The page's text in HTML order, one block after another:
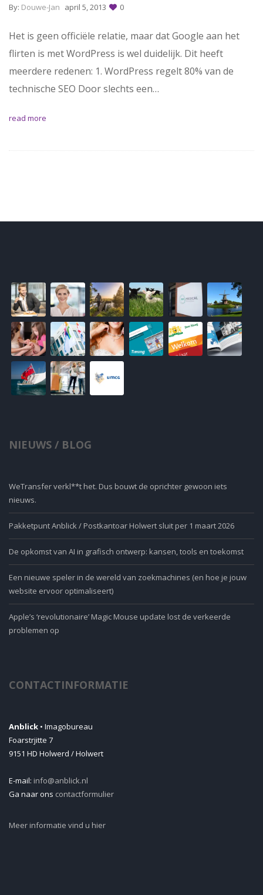
By: Douwe-Jan april 5, 2013 0
Het is geen officiële relatie, maar dat Google aan het
flirten is met WordPress is wel duidelijk. Dit heeft
meerdere redenen: 1. WordPress regelt 80% van de
technische SEO Door slechts een…
read more
NIEUWS / BLOG
WeTransfer verkl**t het. Dus bouwt de oprichter gewoon iets
nieuws.
Pakketpunt Anblick / Postkantoar Holwert sluit per 1 maart 2026
De opkomst van AI in grafisch ontwerp: kansen, tools en toekomst
Een nieuwe speler in de wereld van zoekmachines (en hoe je jouw
website ervoor optimaliseert)
Apple’s ‘revolutionaire’ Magic Mouse update lost de verkeerde
problemen op
CONTACTINFORMATIE
Anblick • Imagobureau
Foarstrjitte 7
9151 HD Holwerd / Holwert
E-mail: info@anblick.nl
Ga naar ons contactformulier
Meer informatie vind u hier